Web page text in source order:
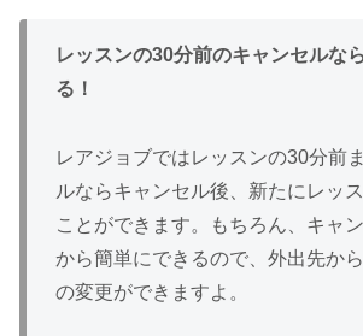
レッスンの30分前のキャンセルな
る！
レアジョブではレッスンの30分前
ルならキャンセル後、新たにレッ
ことができます。もちろん、キャ
から簡単にできるので、外出先か
の変更ができますよ。